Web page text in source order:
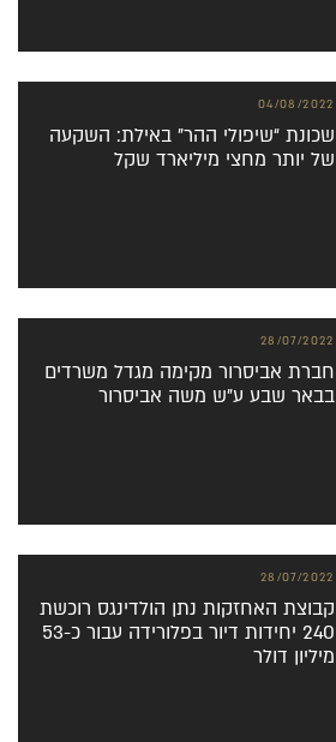
שכונת “שיפולי ההר” באילת: השקעה
של יותר מחצי מיליארד שקל
04/08/2022
חברת אביסרור מקימה מגדל משרדים
בבאר שבע ע”ש משה אביסרור
28/07/2022
קבוצת האחזקות נתן הולדינגס רוכשת
240 יחידות דיור בפלורידה עבור כ-53
מיליון דולר
28/07/2022